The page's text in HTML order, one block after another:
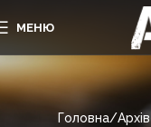
МЕНЮ
Головна